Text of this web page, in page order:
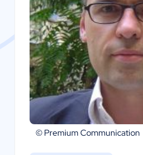
© Premium Communication